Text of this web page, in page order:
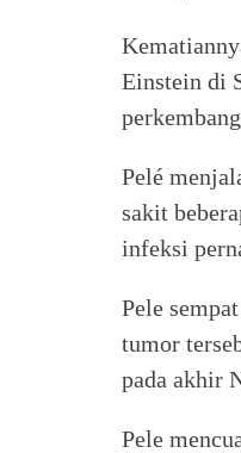
Einstein di
Pelé
sakit
infeksi
Pele
tumor
pada akhir
Pele